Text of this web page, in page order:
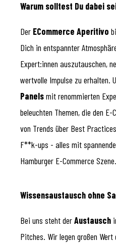
Warum solltest Du dabei
Der ECommerce Aperitivo
Dich in entspannter
Expert:innen auszutauschen,
wertvolle Impulse zu erhalten.
Panelsmit renommierten
beleuchten Themen, die den
von Trends über Best
F**k-ups - alles mit
Hamburger E-Commerce Szene.
Wissensaustausch ohne
Bei uns steht derAustausch
Pitches. Wir legen großen